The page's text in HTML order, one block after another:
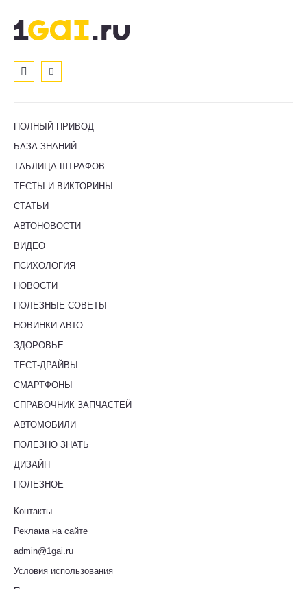
ПОЛНЫЙ ПРИВОД
БАЗА ЗНАНИЙ
ТАБЛИЦА ШТРАФОВ
ТЕСТЫ И ВИКТОРИНЫ
СТАТЬИ
АВТОНОВОСТИ
ВИДЕО
ПСИХОЛОГИЯ
НОВОСТИ
ПОЛЕЗНЫЕ СОВЕТЫ
НОВИНКИ АВТО
ЗДОРОВЬЕ
ТЕСТ-ДРАЙВЫ
СМАРТФОНЫ
СПРАВОЧНИК ЗАПЧАСТЕЙ
АВТОМОБИЛИ
ПОЛЕЗНО ЗНАТЬ
ДИЗАЙН
ПОЛЕЗНОЕ
Контакты
Реклама на сайте
admin@1gai.ru
Условия использования